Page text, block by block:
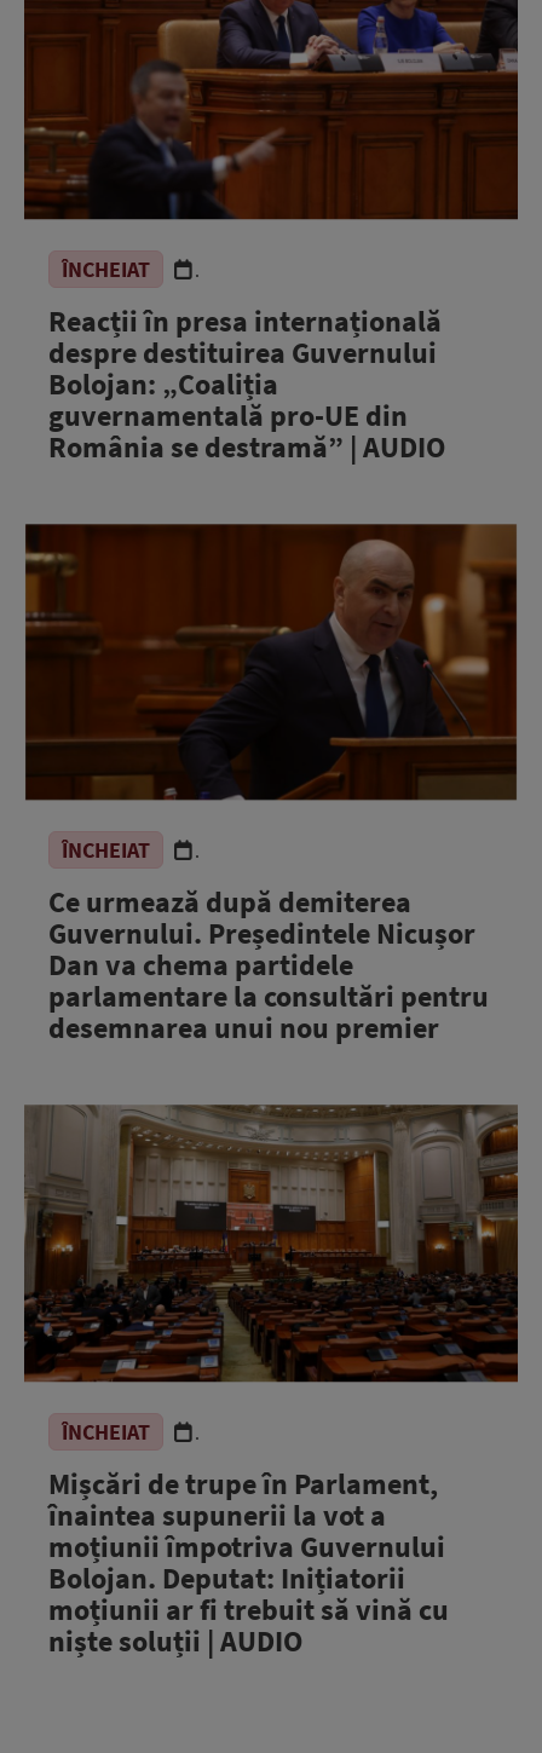
ÎNCHEIAT .
Reacții în presa internațională
despre destituirea Guvernului
Bolojan: „Coaliția
guvernamentală pro-UE din
România se destramă” | AUDIO
ÎNCHEIAT .
Ce urmează după demiterea
Guvernului. Președintele Nicușor
Dan va chema partidele
parlamentare la consultări pentru
desemnarea unui nou premier
ÎNCHEIAT .
Mișcări de trupe în Parlament,
înaintea supunerii la vot a
moțiunii împotriva Guvernului
Bolojan. Deputat: Inițiatorii
moțiunii ar fi trebuit să vină cu
niște soluții | AUDIO